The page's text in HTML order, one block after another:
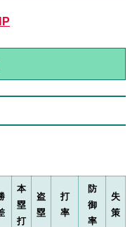
本
塁
打
盗
塁
打
率
防
御
率
失
策